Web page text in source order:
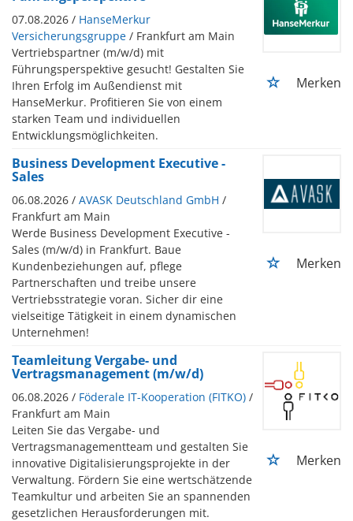
07.08.2026 / HanseMerkur
Versicherungsgruppe / Frankfurt am Main
Vertriebspartner (m/w/d) mit
Führungsperspektive gesucht! Gestalten Sie
Ihren Erfolg im Außendienst mit
HanseMerkur. Profitieren Sie von einem
starken Team und individuellen
Entwicklungsmöglichkeiten.
Merken
Business Development Executive -
Sales
06.08.2026 / AVASK Deutschland GmbH /
Frankfurt am Main
Werde Business Development Executive -
Sales (m/w/d) in Frankfurt. Baue
Kundenbeziehungen auf, pflege
Partnerschaften und treibe unsere
Vertriebsstrategie voran. Sicher dir eine
vielseitige Tätigkeit in einem dynamischen
Unternehmen!
Merken
Teamleitung Vergabe- und
Vertragsmanagement (m/w/d)
06.08.2026 / Föderale IT-Kooperation (FITKO) /
Frankfurt am Main
Leiten Sie das Vergabe- und
Vertragsmanagementteam und gestalten Sie
innovative Digitalisierungsprojekte in der
Verwaltung. Fördern Sie eine wertschätzende
Teamkultur und arbeiten Sie an spannenden
gesetzlichen Herausforderungen mit.
Merken